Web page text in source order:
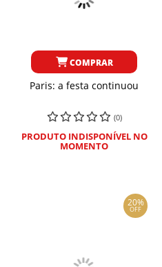
COMPRAR
Paris: a festa continuou
(0)
PRODUTO INDISPONÍVEL NO
MOMENTO
20%
OFF